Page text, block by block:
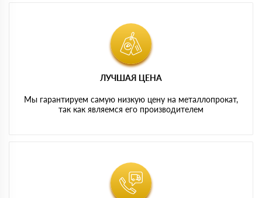
ЛУЧШАЯ ЦЕНА
Мы гарантируем самую низкую цену на металлопрокат,
так как являемся его производителем